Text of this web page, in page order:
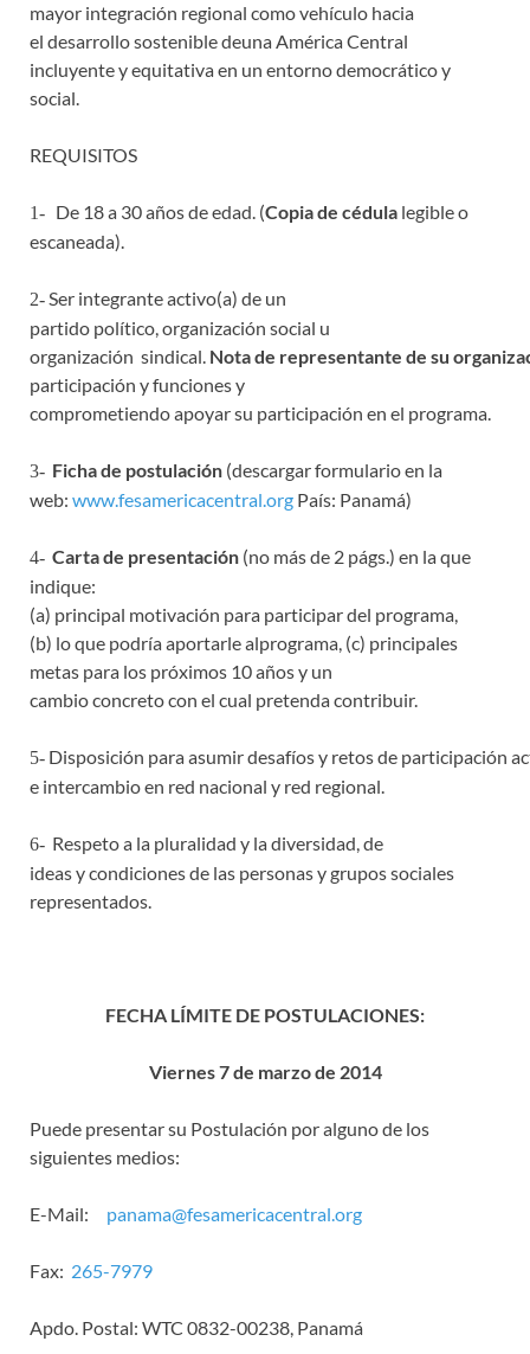
mayor integración regional como vehículo hacia
el desarrollo sostenible deuna América Central
incluyente y equitativa en un entorno democrático y
social.
REQUISITOS
1- De 18 a 30 años de edad. (Copia de cédula legible o
escaneada).
2-Ser integrante activo(a) de un
partido político, organización social u
organización sindical. Nota de representante de su
participación y funciones y
comprometiendo apoyar su participación en el programa.
3- Ficha de postulación (descargar formulario en la
web: www.fesamericacentral.org País: Panamá)
4- Carta de presentación (no más de 2 págs.) en la que
indique:
(a) principal motivación para participar del programa,
(b) lo que podría aportarle alprograma, (c) principales
metas para los próximos 10 años y un
cambio concreto con el cual pretenda contribuir.
5- Disposición para asumir desafíos y retos de participación
e intercambio en red nacional y red regional.
6- Respeto a la pluralidad y la diversidad, de
ideas y condiciones de las personas y grupos sociales
representados.
FECHA LÍMITE DE POSTULACIONES:
Viernes 7 de marzode 2014
Puede presentar su Postulación por alguno de los
siguientes medios:
E-Mail: panama@fesamericacentral.org
Fax: 265-7979
Apdo. Postal: WTC 0832-00238, Panamá